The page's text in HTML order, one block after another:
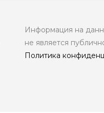
Информация на
не является
Политика